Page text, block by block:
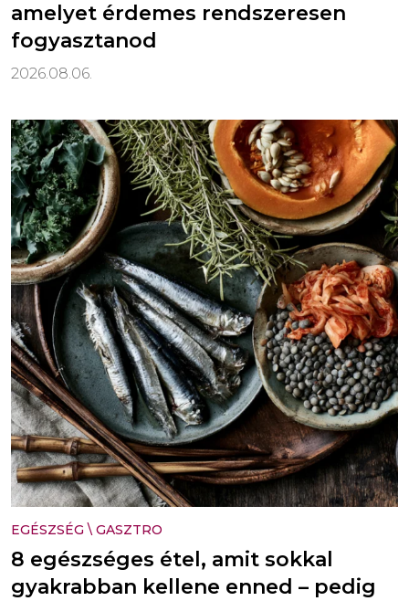
amelyet érdemes rendszeresen
fogyasztanod
2026.08.06.
EGÉSZSÉG \ GASZTRO
8 egészséges étel, amit sokkal
gyakrabban kellene enned – pedig